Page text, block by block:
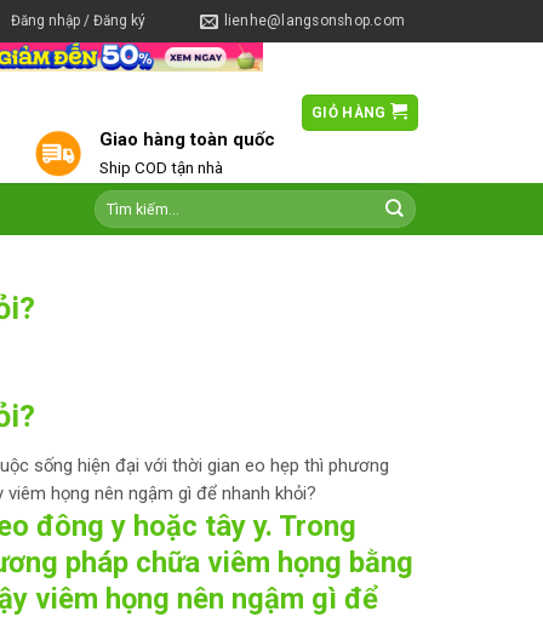
Đăng nhập / Đăng ký lienhe@langsonshop.com
Giao hàng toàn quốc
Ship COD tận nhà
GIỎ HÀNG
sống hiện đại với thời gian eo hẹp thì phương
họng nên ngậm gì để nhanh khỏi?
đông y hoặc tây y. Trong
pháp chữa viêm họng bằng
viêm họng nên ngậm gì để